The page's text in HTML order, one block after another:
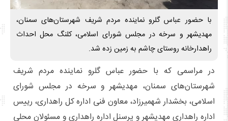
با حضور عباس گلرو نماینده مردم شریف شهرستان‌های سمنان،
مهدیشهر و سرخه در مجلس شورای اسلامی، کلنگ محل احداث
راهدارخانه روستای چاشم به زمین زده شد.
در مراسمی که با حضور عباس گلرو نماینده مردم شریف
شهرستان‌های سمنان، مهدیشهر و سرخه در مجلس شورای
اسلامی، بخشدار شهمیرزاد، معاون فنی اداره کل راهداری، رییس
اداره راهداری مهدیشهر و پرسنل اداره راهداری و مسئولان محلی